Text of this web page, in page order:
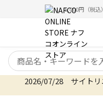
5,000円（税込
検索キーワード
2026/07/28 サイトリ